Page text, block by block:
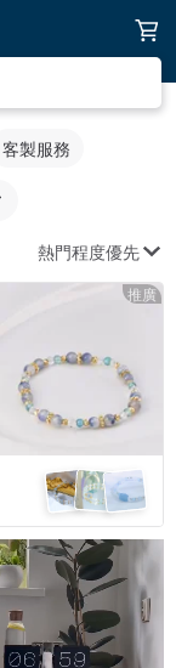
客製服務
熱門程度優先
推廣